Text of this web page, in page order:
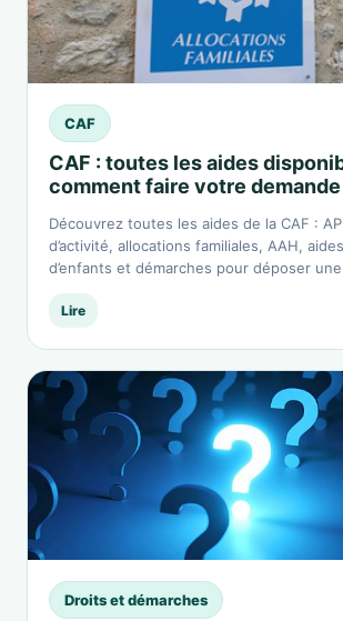
CAF
CAF : toutes les aides
comment faire votre demande
Découvrez toutes les aides de la CAF :
d’activité, allocations familiales, AAH,
d’enfants et démarches pour déposer
Lire
Droits et démarches